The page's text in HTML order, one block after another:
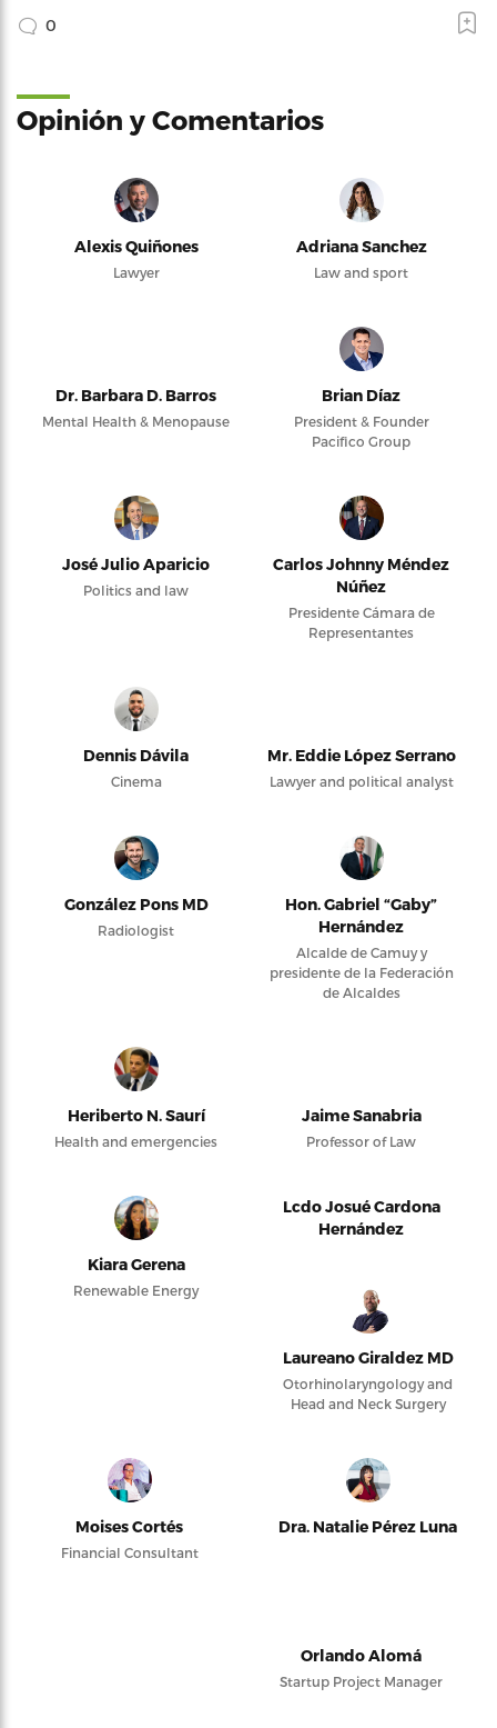
0
Opinión y Comentarios
Alexis Quiñones
Lawyer
Adriana Sanchez
Law and sport
Dr. Barbara D. Barros
Mental Health & Menopause
Brian Díaz
President & Founder
Pacifico Group
José Julio Aparicio
Politics and law
Carlos Johnny Méndez
Núñez
Presidente Cámara de
Representantes
Dennis Dávila
Cinema
Mr. Eddie López Serrano
Lawyer and political analyst
González Pons MD
Radiologist
Hon. Gabriel “Gaby”
Hernández
Alcalde de Camuy y
presidente de la Federación
de Alcaldes
Heriberto N. Saurí
Health and emergencies
Jaime Sanabria
Professor of Law
Kiara Gerena
Renewable Energy
Lcdo Josué Cardona
Hernández
Laureano Giraldez MD
Otorhinolaryngology and
Head and Neck Surgery
Moises Cortés
Financial Consultant
Dra. Natalie Pérez Luna
Orlando Alomá
Startup Project Manager